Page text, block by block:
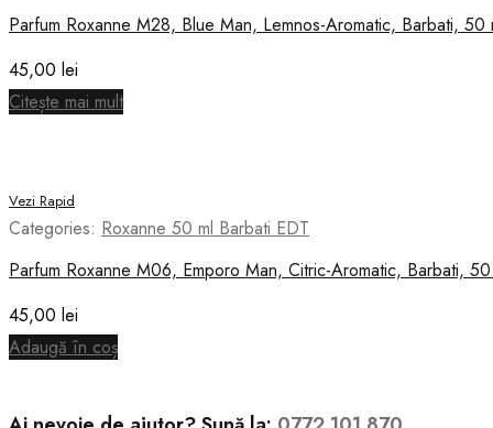
Parfum Roxanne M28, Blue Man, Lemnos-Aromatic, Barbati, 50
45,00 lei
Citește mai mult
Vezi Rapid
Categories: Roxanne 50 ml Barbati EDT
Parfum Roxanne M06, Emporo Man, Citric-Aromatic, Barbati, 50
45,00 lei
Adaugă în coș